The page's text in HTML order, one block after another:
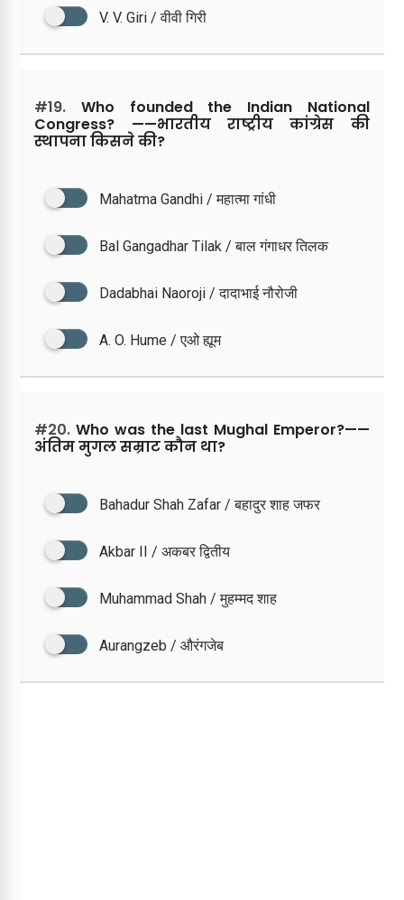
V. V. Giri / वीवी गिरी
#19. Who founded the Indian National
Congress? ——भारतीय राष्ट्रीय कांग्रेस की
स्थापना किसने की?
Mahatma Gandhi / महात्मा गांधी
Bal Gangadhar Tilak / बाल गंगाधर तिलक
Dadabhai Naoroji / दादाभाई नौरोजी
A. O. Hume / एओ ह्यूम
#20. Who was the last Mughal Emperor?——
अंतिम मुगल सम्राट कौन था?
Bahadur Shah Zafar / बहादुर शाह जफर
Akbar II / अकबर द्वितीय
Muhammad Shah / मुहम्मद शाह
Aurangzeb / औरंगजेब